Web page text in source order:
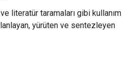
literatür taramaları gibi kullanım
yürüten ve sentezleyen